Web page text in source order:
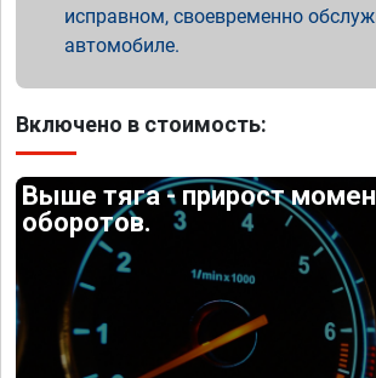
исправном, своевременно
автомобиле.
Включено в стоимость:
Выше тяга - прирост
оборотов.